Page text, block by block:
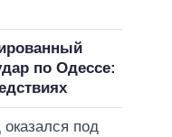
по Одессе:
под